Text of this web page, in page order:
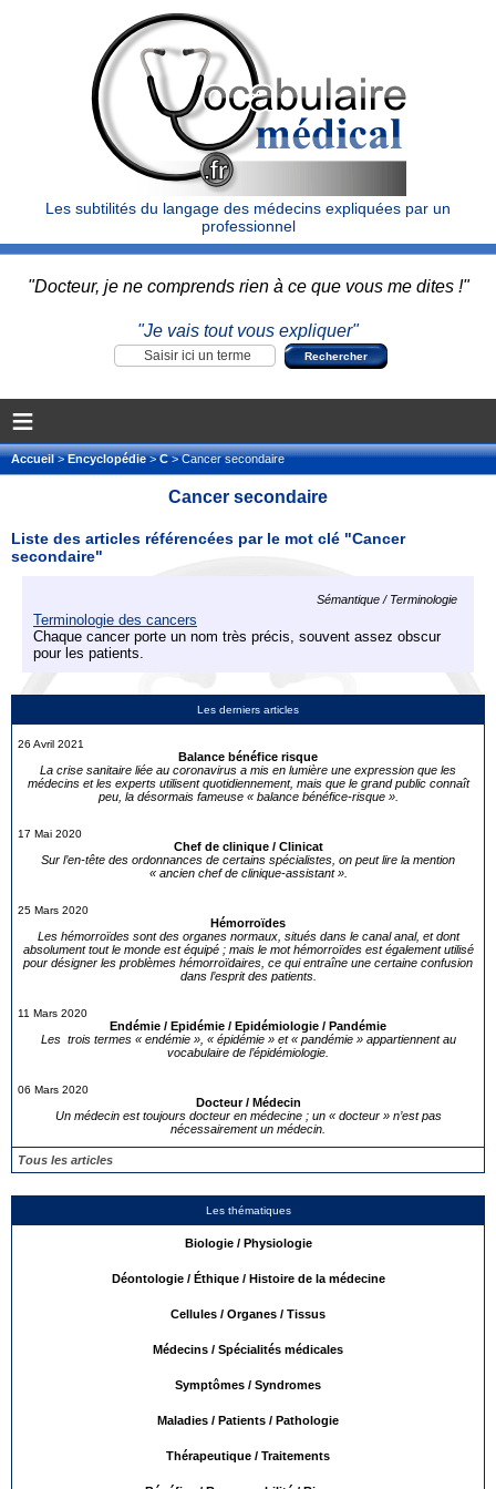
Les subtilités du langage des médecins expliquées par un
professionnel
"Docteur, je ne comprends rien à ce que vous me dites !"
"Je vais tout vous expliquer"
≡
Accueil>Encyclopédie>C> Cancer secondaire
Les derniers articles
26 Avril 2021
Balance bénéfice risque
La crise sanitaire liée au coronavirus a mis en lumière une expression que les
médecins et les experts utilisent quotidiennement, mais que le grand public connaît
peu, la désormais fameuse « balance bénéfice-risque ».
17 Mai 2020
Chef de clinique / Clinicat
Sur l’en-tête des ordonnances de certains spécialistes, on peut lire la mention
« ancien chef de clinique-assistant ».
25 Mars 2020
Hémorroïdes
Les hémorroïdes sont des organes normaux, situés dans le canal anal, et dont
absolument tout le monde est équipé ; mais le mot hémorroïdes est également utilisé
pour désigner les problèmes hémorroïdaires, ce qui entraîne une certaine confusion
dans l’esprit des patients.
11 Mars 2020
Endémie / Epidémie / Epidémiologie / Pandémie
Les trois termes « endémie », « épidémie » et « pandémie » appartiennent au
vocabulaire de l’épidémiologie.
06 Mars 2020
Docteur / Médecin
Un médecin est toujours docteur en médecine ; un « docteur » n’est pas
nécessairement un médecin.
Tous les articles
Les thématiques
Biologie / Physiologie
Déontologie / Éthique / Histoire de la médecine
Cellules / Organes / Tissus
Médecins / Spécialités médicales
Symptômes / Syndromes
Maladies / Patients / Pathologie
Thérapeutique / Traitements
Cancer secondaire
Liste des articles référencées par le mot clé "Cancer
secondaire"
Sémantique / Terminologie
Terminologie des cancers
Chaque cancer porte un nom très précis, souvent assez obscur
pour les patients.